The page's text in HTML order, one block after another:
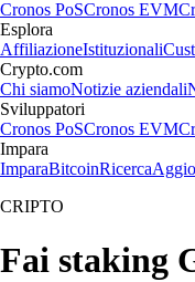
Cronos PoSCronos EVM
Esplora
AffiliazioneIstituzionali
Crypto.com
Chi siamoNotizie aziendali
Sviluppatori
Cronos PoSCronos EVM
Impara
ImparaBitcoinRicerca
CRIPTO
Fai staking